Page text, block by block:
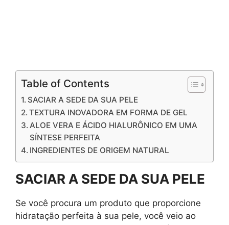
Table of Contents
SACIAR A SEDE DA SUA PELE
TEXTURA INOVADORA EM FORMA DE GEL
ALOE VERA E ÁCIDO HIALURÔNICO EM UMA
SÍNTESE PERFEITA
INGREDIENTES DE ORIGEM NATURAL
SACIAR A SEDE DA SUA PELE
Se você procura um produto que proporcione
hidratação perfeita à sua pele, você veio ao